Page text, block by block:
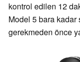
kontrol edilen 12
Model 5 bara
gerekmeden önce